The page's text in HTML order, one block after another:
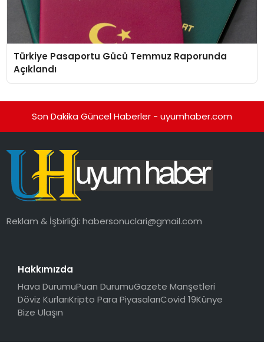
Türkiye Pasaportu Gücü Temmuz Raporunda
Açıklandı
Son Dakika Güncel Haberler - uyumhaber.com
Reklam & İşbirliği:habersonuclari@gmail.com
Hakkımızda
Hava DurumuPuan DurumuGazete Manşetleri
Döviz KurlarıKripto Para PiyasalarıCovid 19Künye
Bize Ulaşın